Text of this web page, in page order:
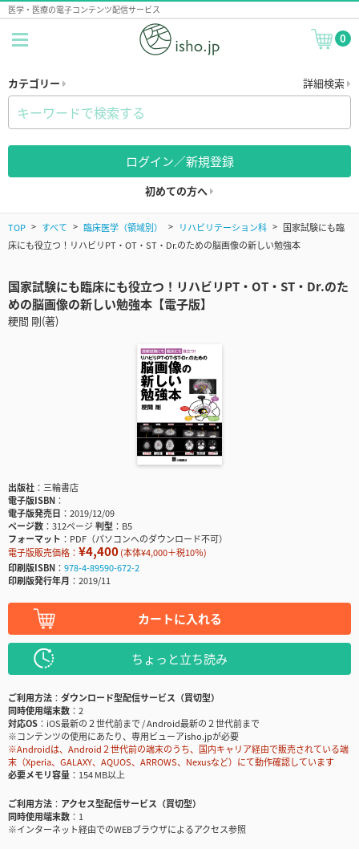
医学・医療の電子コンテンツ配信サービス
0
カテゴリー 詳細検索
ログイン／新規登録
初めての方へ
TOP すべて 臨床医学（領域別） リハビリテーション科
国家試験にも臨
床にも役立つ！リハビリPT・OT・ST・Dr.のための脳画像の新しい勉強本
国家試験にも臨床にも役立つ！リハビリPT・OT・ST・Dr.のた
めの脳画像の新しい勉強本【電子版】
粳間 剛(著)
出版社
三輪書店
電子版ISBN
電子版発売日
2019/12/09
ページ数
312ページ判型
B5
フォーマット
PDF（パソコンへのダウンロード不可）
電子版販売価格： ¥4,400(本体¥4,000＋税10％)
印刷版ISBN
978-4-89590-672-2
印刷版発行年月
2019/11
カートに入れる
ちょっと立ち読み
ご利用方法
ダウンロード型配信サービス（買切型）
同時使用端末数
2
対応OS
iOS最新の２世代前まで / Android最新の２世代前まで
※コンテンツの使用にあたり、専用ビューアisho.jpが必要
※Androidは、Android２世代前の端末のうち、国内キャリア経由で販売されている端
末（Xperia、GALAXY、AQUOS、ARROWS、Nexusなど）にて動作確認しています
必要メモリ容量
154 MB以上
ご利用方法
アクセス型配信サービス（買切型）
同時使用端末数
1
※インターネット経由でのWEBブラウザによるアクセス参照